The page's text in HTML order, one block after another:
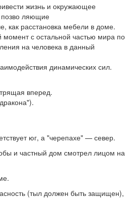
жизнь и окружающее
позво ляющие
как расстановка мебели в доме.
с остальной частью мира по
на человека в данный
динамических сил.
вперед.
юг, а "черепахе" — север.
и частный дом смотрел лицом на
(тыл должен быть защищен),